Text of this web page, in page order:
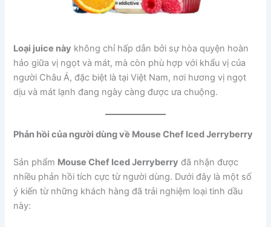
Loại juice này không chỉ hấp dẫn bởi sự hòa quyện hoàn
hảo giữa vị ngọt và mát, mà còn phù hợp với khẩu vị của
người Châu Á, đặc biệt là tại Việt Nam, nơi hương vị ngọt
dịu và mát lạnh đang ngày càng được ưa chuộng.
Phản hồi của người dùng về Mouse Chef Iced Jerryberry
Sản phẩm Mouse Chef Iced Jerryberry đã nhận được
nhiều phản hồi tích cực từ người dùng. Dưới đây là một số
ý kiến từ những khách hàng đã trải nghiệm loại tinh dầu
này: